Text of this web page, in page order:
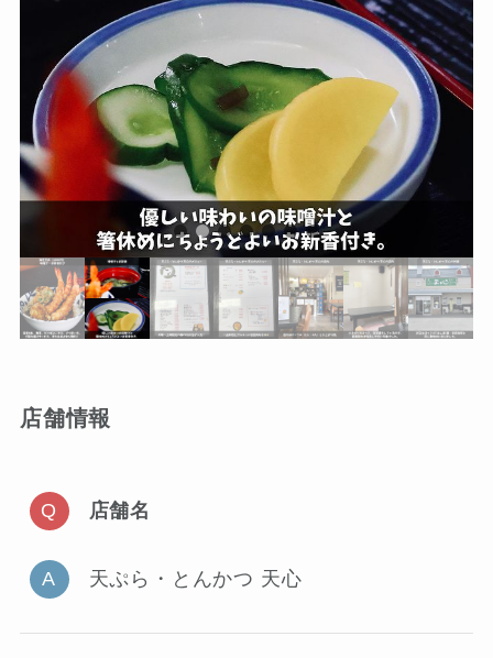
店舗情報
店舗名
天ぷら・とんかつ 天心